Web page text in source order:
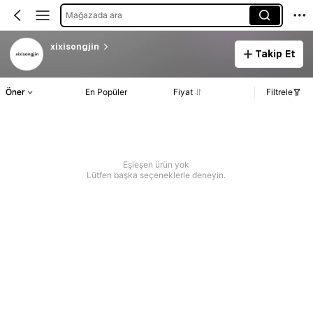
Mağazada ara
xixisongjin
Takip Et
Öner En Popüler Fiyat Filtrele
Eşleşen ürün yok
Lütfen başka seçeneklerle deneyin.